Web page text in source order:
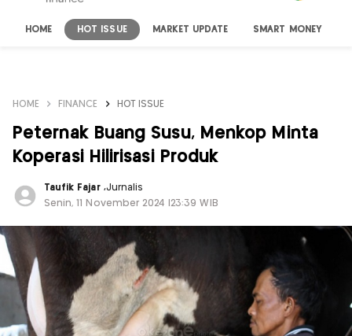
HOME HOT ISSUE MARKET UPDATE SMART MONEY
HOME FINANCE HOT ISSUE
Peternak Buang Susu, Menkop Minta
Koperasi Hilirisasi Produk
Taufik Fajar ,Jurnalis
Senin, 11 November 2024 |23:39 WIB